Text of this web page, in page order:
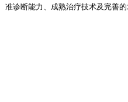
准诊断能力、成熟治疗技术及完善